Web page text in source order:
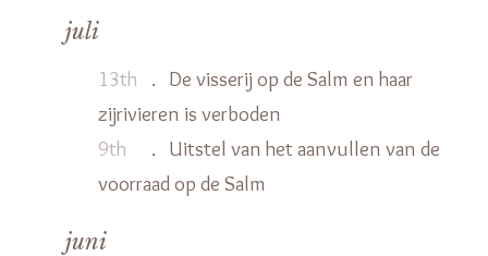
juli
13th .
De visserij op de Salm en haar
zijrivieren is verboden
9th
.
Uitstel van het aanvullen van de
voorraad op de Salm
juni